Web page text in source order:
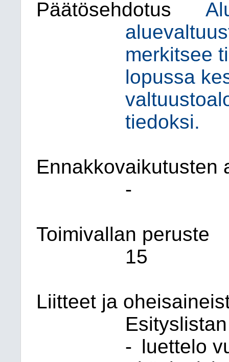
Päätösehdotus
merkitsee
lopussa
tiedoksi.
Ennakkovaikutusten
-
Toimivallan peruste
15
Liitteet ja
- luettelo